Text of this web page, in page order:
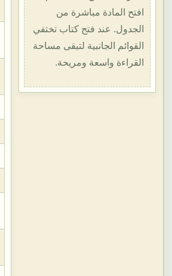
افتح المادة مباشرة من
الجدول. عند فتح كتاب تختفي
القوائم الجانبية لتبقى مساحة
القراءة واسعة ومريحة.